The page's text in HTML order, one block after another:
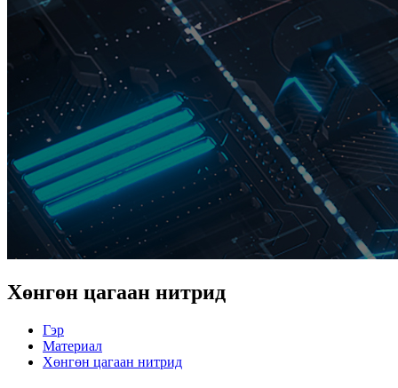
Хөнгөн цагаан нитрид
Гэр
Материал
Хөнгөн цагаан нитрид